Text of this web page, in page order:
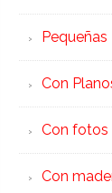
Pequeñas
Con
Con fotos
Con